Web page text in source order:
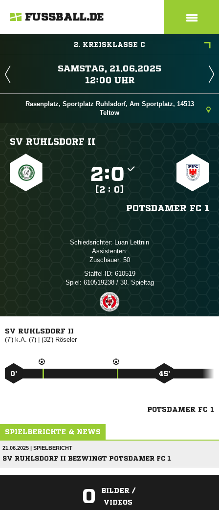
FUSSBALL.DE
2. KREISKLASSE C
 
 
Rasenplatz, Sportplatz Ruhlsdorf, Am Sportplatz, 14513
Teltow
SV RUHLSDORF II
:
[2 : 0]
POTSDAMER FC 1
Schiedsrichter:  
Assistenten:
Zuschauer: 50
Staffel-ID: 610519
Spiel: 610519238 / 30. Spieltag
SV RUHLSDORF II
(7') k.A. (7) | (32') 
0’ 45’
POTSDAMER FC 1
SPIELBERICHTE & NEWS
21.06.2025 | SPIELBERICHT
SV RUHLSDORF II BEZWINGT POTSDAMER FC 1
0
BILDER /
VIDEOS